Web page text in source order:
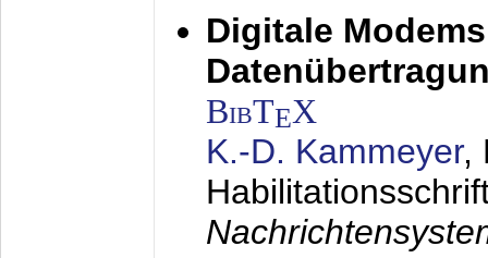
Digitale
BibTEX
K.-D. Kammeyer,